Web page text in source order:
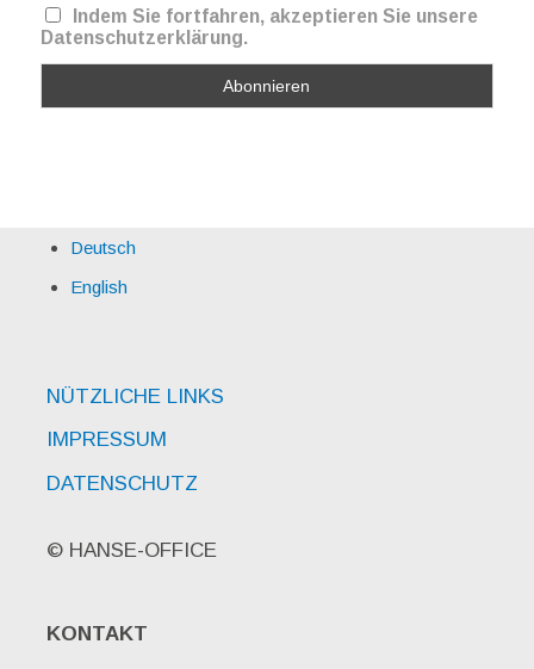
Indem Sie fortfahren, akzeptieren Sie unsere
Datenschutzerklärung.
Deutsch
English
NÜTZLICHE LINKS
IMPRESSUM
DATENSCHUTZ
© HANSE-OFFICE
KONTAKT